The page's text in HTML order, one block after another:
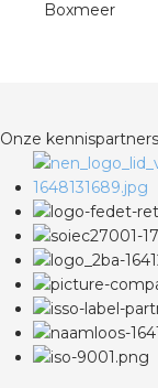
Boxmeer
Onze kennispartners